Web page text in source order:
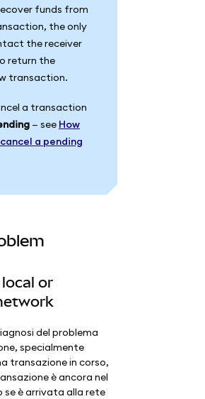
funds from
the only
the receiver
return the
transaction.
a transaction
— see How
a pending
local or
del problema
specialmente
transazione in corso,
è ancora nel
se è arrivata alla rete